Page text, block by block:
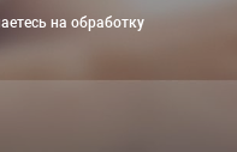
на обработку